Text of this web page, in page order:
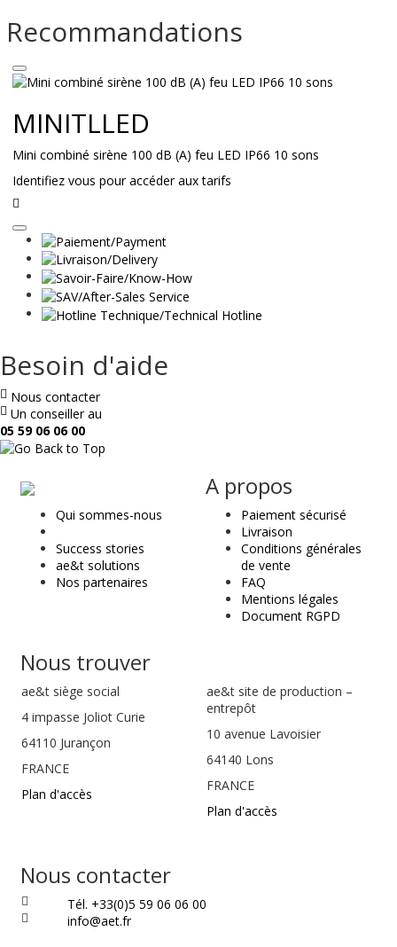
Recommandations
MINITLLED
Mini combiné sirène 100 dB (A) feu LED IP66 10 sons
Identifiez vous pour accéder aux tarifs
la
suite
Besoin d'aide
Nous contacter
Un conseiller au
05 59 06 06 00
ae
&
t
Qui sommes-nous
Success stories
ae&t solutions
Nos partenaires
A propos
Paiement sécurisé
Livraison
Conditions générales
de vente
FAQ
Mentions légales
Document RGPD
Nous trouver
ae&t siège social
4 impasse Joliot Curie
64110 Jurançon
FRANCE
Plan d'accès
ae&t site de production –
entrepôt
10 avenue Lavoisier
64140 Lons
FRANCE
Plan d'accès
Nous contacter
Tél. +33(0)5 59 06 06 00
info@aet.fr